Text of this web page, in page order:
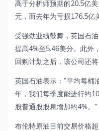
高于分析师预期的20.5亿
元，而去年为亏损176.5亿
受强劲业绩鼓舞，英国石
提高4%至5.46美分。此外
回购计划之后，该公司还
英国石油表示：“平均每桶
年，我们每季度能进行约
股普通股股息增加约4%。”
布伦特原油目前交易价格